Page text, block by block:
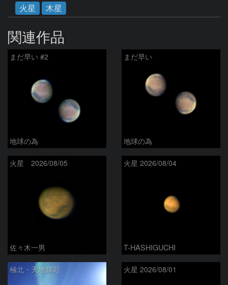
火星
木星
関連作品
まだ早い #2
地球の為
まだ早い
地球の為
火星 2026/08/05
佐々木一男
火星 2026/08/04
T-HASHIGUCHI
極北・天地輝彩 火星 2026/08/01